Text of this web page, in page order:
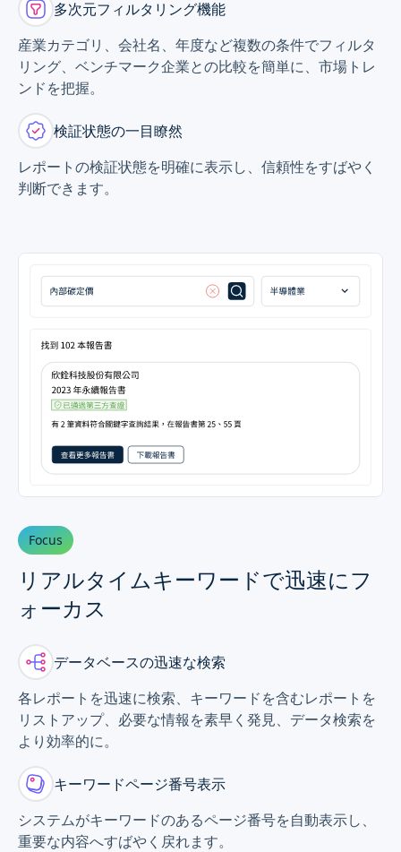
多次元フィルタリング機能
産業カテゴリ、会社名、年度など複数の条件でフィルタ
リング、ベンチマーク企業との比較を簡単に、市場トレ
ンドを把握。
検証状態の一目瞭然
レポートの検証状態を明確に表示し、信頼性をすばやく
判断できます。
Focus
リアルタイムキーワードで迅速にフ
ォーカス
データベースの迅速な検索
各レポートを迅速に検索、キーワードを含むレポートを
リストアップ、必要な情報を素早く発見、データ検索を
より効率的に。
キーワードページ番号表示
システムがキーワードのあるページ番号を自動表示し、
重要な内容へすばやく戻れます。